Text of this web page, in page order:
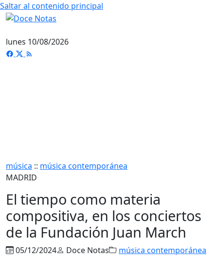
Saltar al contenido principal
lunes 10/08/2026
música :: música contemporánea
MADRID
El tiempo como materia
compositiva, en los conciertos
de la Fundación Juan March
05/12/2024 Doce Notas música contemporánea